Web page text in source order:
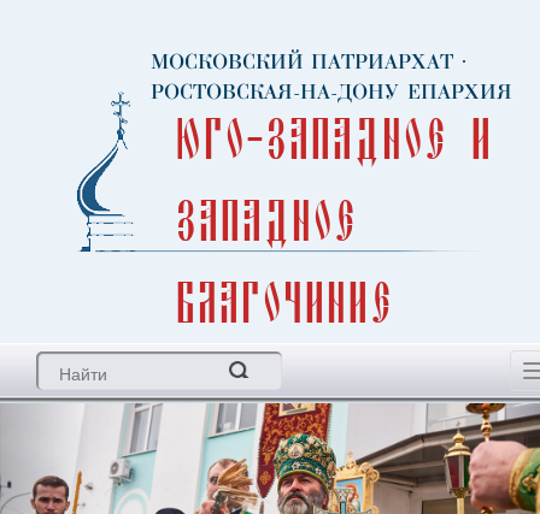
МОСКОВСКИЙ ПАТРИАРХАТ ·
РОСТОВСКАЯ-НА-ДОНУ ЕПАРХИЯ
Юго-Западное и
Западное
благочиние